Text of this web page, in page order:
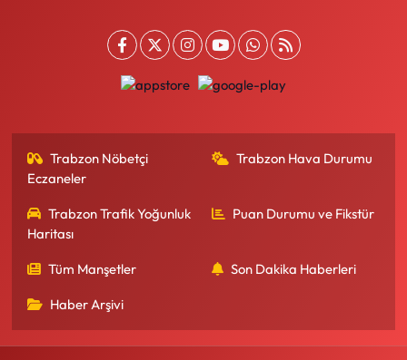
Trabzon Nöbetçi
Eczaneler
Trabzon Hava Durumu
Trabzon Trafik Yoğunluk
Haritası
Puan Durumu ve Fikstür
Tüm Manşetler Son Dakika Haberleri
Haber Arşivi